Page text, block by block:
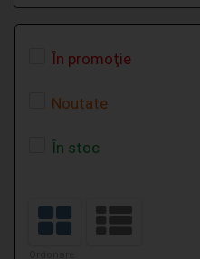
În promoţie
Noutate
În stoc